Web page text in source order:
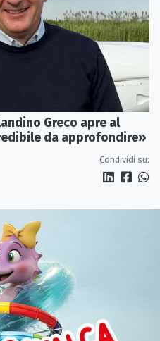
Greco apre al
da approfondire»
Condividi su: